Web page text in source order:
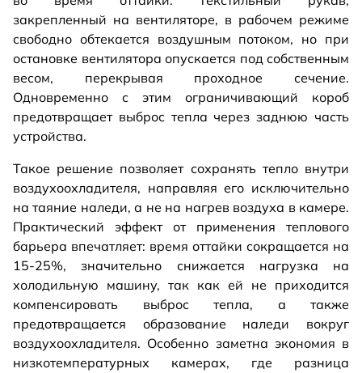
закрепленный на вентиляторе, в рабочем режиме
свободно обтекается воздушным потоком, но при
остановке вентилятора опускается под собственным
весом, перекрывая проходное сечение.
Одновременно с этим ограничивающий короб
предотвращает выброс тепла через заднюю часть
устройства.
Такое решение позволяет сохранять тепло внутри
воздухоохладителя, направляя его исключительно
на таяние наледи, а не на нагрев воздуха в камере.
Практический эффект от применения теплового
барьера впечатляет: время оттайки сокращается на
15-25%, значительно снижается нагрузка на
холодильную машину, так как ей не приходится
компенсировать выброс тепла, а также
предотвращается образование наледи вокруг
воздухоохладителя. Особенно заметна экономия в
низкотемпературных камерах, где разница